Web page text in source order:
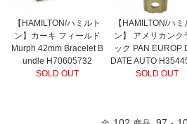
【HAMILTON/ハミルト
ン】カーキ フィールド
Murph 42mm Bracelet B
undle H70605732
SOLD OUT
【HAMILTON/ハミ
ン】 アメリカンク
ック PAN EUROP
DATE AUTO
SOLD OUT